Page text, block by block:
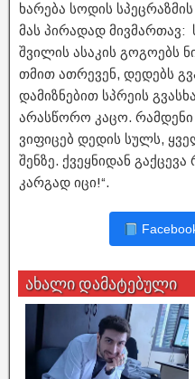
ხარება სოდის
მას პირადად მივმართავ:
შვილის ასაკის გოგოებს
თმით ათრევენ, დედებს
დამიზნებით სპრეის
არასწორო კაცო. რამდენი
ვიფიცებ დედის სულს,
შენზე. ქვეყნიდან
კარგად იცი!“.
ახალი დამატებული